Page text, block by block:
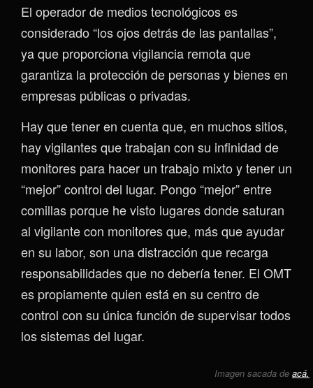
El operador de medios tecnológicos es
considerado “los ojos detrás de las pantallas”,
ya que proporciona vigilancia remota que
garantiza la protección de personas y bienes en
empresas públicas o privadas.
Hay que tener en cuenta que, en muchos sitios,
hay vigilantes que trabajan con su infinidad de
monitores para hacer un trabajo mixto y tener un
“mejor” control del lugar. Pongo “mejor” entre
comillas porque he visto lugares donde saturan
al vigilante con monitores que, más que ayudar
en su labor, son una distracción que recarga
responsabilidades que no debería tener. El OMT
es propiamente quien está en su centro de
control con su única función de supervisar todos
los sistemas del lugar.
Imagen sacada de acá.